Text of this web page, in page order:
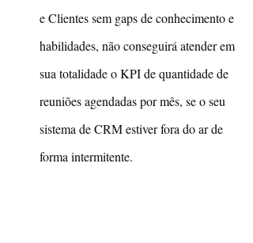
e Clientes sem gaps de conhecimento e
habilidades, não conseguirá atender em
sua totalidade o KPI de quantidade de
reuniões agendadas por mês, se o seu
sistema de CRM estiver fora do ar de
forma intermitente.